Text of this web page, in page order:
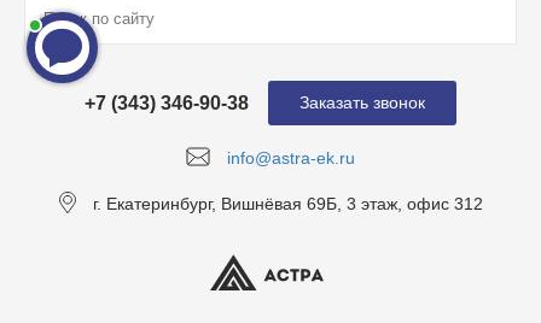
info@astra-ek.ru
+7 (343) 346-90-38
г. Екатеринбург, Вишнёвая 69Б, 3 этаж, офис 312
Заказать звонок